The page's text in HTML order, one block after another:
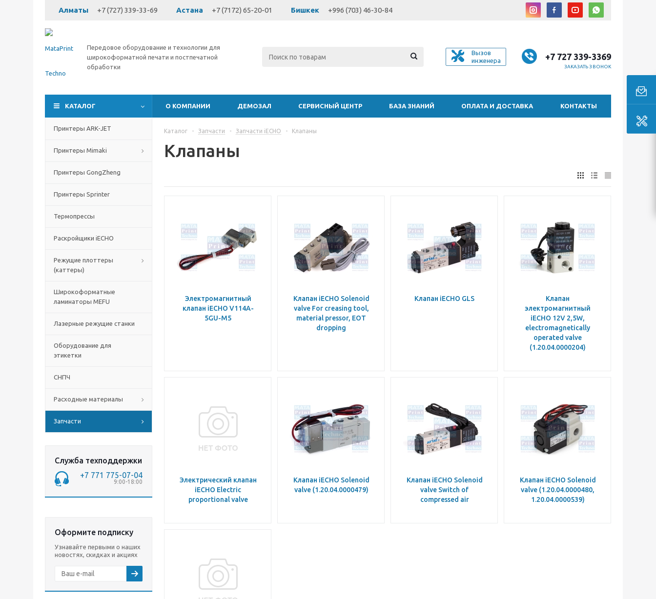
Алматы +7 (727) 339-33-69 Астана +7 (7172) 65-20-01 Бишкек +996 (703) 46-30-84
Передовое оборудование и технологии для
широкоформатной печати и постпечатной
обработки
Вызов
инженера
+7 727 339-3369
ЗАКАЗАТЬ ЗВОНОК
КАТАЛОГ О КОМПАНИИ ДЕМОЗАЛ СЕРВИСНЫЙ ЦЕНТР БАЗА ЗНАНИЙ ОПЛАТА И ДОСТАВКА КОНТАКТЫ
Принтеры ARK-JET
Принтеры Mimaki
Принтеры GongZheng
Принтеры Sprinter
Термопрессы
Раскройщики iECHO
Режущие плоттеры
(каттеры)
Широкоформатные
ламинаторы MEFU
Лазерные режущие станки
Оборудование для
этикетки
СНПЧ
Расходные материалы
Запчасти
Служба техподдержки
+7 771 775-07-04
9:00-18:00
Оформите подписку
Узнавайте первыми о наших
новостях, скидках и акциях
Каталог - Запчасти - Запчасти iECHO - Клапаны
Клапаны
Электромагнитный
клапан iECHO V114A-
5GU-M5
Клапан iECHO Solenoid
valve For creasing tool,
material pressor, EOT
dropping
Клапан iECHO GLS
Клапан
электромагнитный
iECHO 12V 2,5W,
electromagnetically
operated valve
(1.20.04.0000204)
Электрический клапан
iECHO Electric
proportional valve
Клапан iECHO Solenoid
valve (1.20.04.0000479)
Клапан iECHO Solenoid
valve Switch of
compressed air
Клапан iECHO Solenoid
valve (1.20.04.0000480,
1.20.04.0000539)